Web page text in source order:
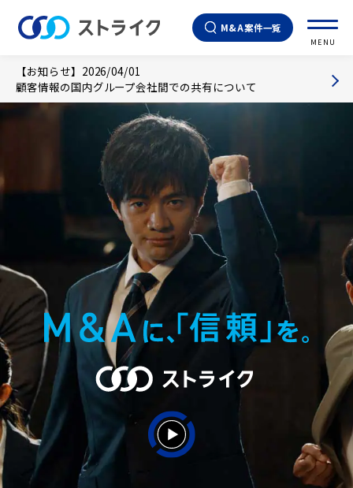
M&A案件一覧
MENU
【お知らせ】2026/04/01
顧客情報の国内グループ会社間での共有について